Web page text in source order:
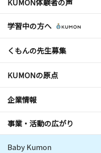
KUMON体験者の声
学習中の方へ
くもんの先生募集
KUMONの原点
企業情報
事業・活動の広がり
Baby Kumon